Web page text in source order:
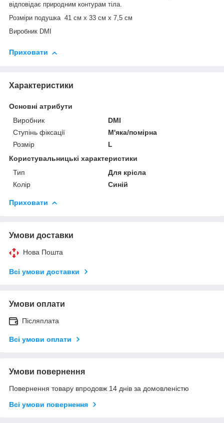
відповідає природним контурам тіла.
Розміри подушка 41 см х 33 см х 7,5 см
Виробник DMI
Приховати
Характеристики
Основні атрибути
Виробник
DMI
Ступінь фіксації
М'яка/помірна
Розмір
L
Користувальницькі характеристики
Тип
Для крісла
Колір
Синій
Приховати
Умови доставки
Нова Пошта
Всі умови доставки
Умови оплати
Післяплата
Всі умови оплати
Умови повернення
Повернення товару впродовж 14 днів за домовленістю
Всі умови повернення